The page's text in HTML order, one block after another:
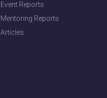
Event Reports
Mentoring Reports
Articles